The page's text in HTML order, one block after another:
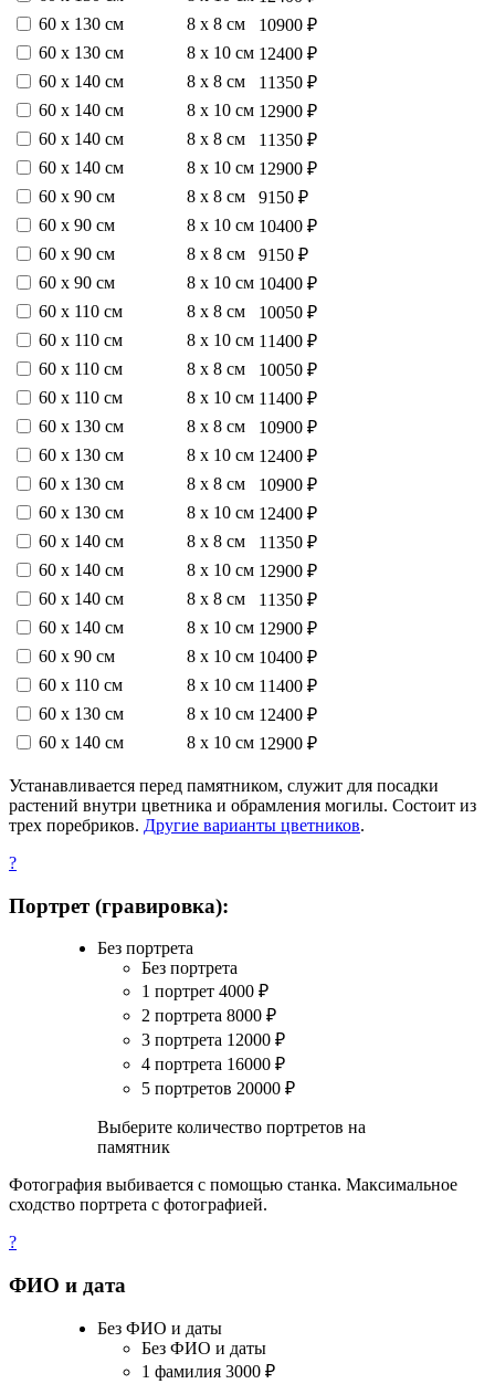
60 х 130 см
8 х 8 см
10900 ₽
60 х 130 см
8 х 10 см 12400 ₽
60 х 140 см
8 х 8 см
11350 ₽
60 х 140 см
8 х 10 см 12900 ₽
60 х 140 см
8 х 8 см
11350 ₽
60 х 140 см
8 х 10 см 12900 ₽
60 х 90 см
8 х 8 см
9150 ₽
60 х 90 см
8 х 10 см 10400 ₽
60 х 90 см
8 х 8 см
9150 ₽
60 х 90 см
8 х 10 см 10400 ₽
60 х 110 см
8 х 8 см
10050 ₽
60 х 110 см
8 х 10 см 11400 ₽
60 х 110 см
8 х 8 см
10050 ₽
60 х 110 см
8 х 10 см 11400 ₽
60 х 130 см
8 х 8 см
10900 ₽
60 х 130 см
8 х 10 см 12400 ₽
60 х 130 см
8 х 8 см
10900 ₽
60 х 130 см
8 х 10 см 12400 ₽
60 х 140 см
8 х 8 см
11350 ₽
60 х 140 см
8 х 10 см 12900 ₽
60 х 140 см
8 х 8 см
11350 ₽
60 х 140 см
8 х 10 см 12900 ₽
60 х 90 см
8 х 10 см 10400 ₽
60 х 110 см
8 х 10 см 11400 ₽
60 х 130 см
8 х 10 см 12400 ₽
60 х 140 см
8 х 10 см 12900 ₽
Устанавливается перед памятником, служит для посадки
растений внутри цветника и обрамления могилы. Состоит из
трех поребриков. Другие варианты цветников.
?
Портрет (гравировка):
Без портрета
Без портрета
1 портрет 4000 ₽
2 портрета 8000 ₽
3 портрета 12000 ₽
4 портрета 16000 ₽
5 портретов 20000 ₽
Выберите количество портретов на
памятник
Фотография выбивается с помощью станка. Максимальное
сходство портрета с фотографией.
?
ФИО и дата
Без ФИО и даты
Без ФИО и даты
1 фамилия 3000 ₽